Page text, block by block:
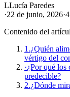
LLucía Paredes
·22 de junio, 2026·
Contenido del
1.¿Quién
vértigo del
·¿Por qué los
predecible?
2.¿Dónde